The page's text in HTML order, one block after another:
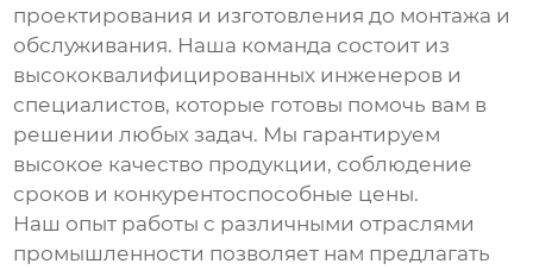
проектирования и изготовления до монтажа и
обслуживания. Наша команда состоит из
высококвалифицированных инженеров и
специалистов, которые готовы помочь вам в
решении любых задач. Мы гарантируем
высокое качество продукции, соблюдение
сроков и конкурентоспособные цены.
Наш опыт работы с различными отраслями
промышленности позволяет нам предлагать